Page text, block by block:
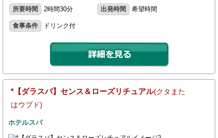
所要時間
2時間30分 出発時間 希望時間
食事条件 ドリンク付
*【ダラスパ】センス＆ローズリチュアル(クタまた
はウブド)
ホテルスパ